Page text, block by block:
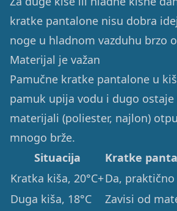
kratke pantalone nisu dobra
noge u hladnom vazduhu brzo
Materijal je važan
Pamučne kratke pantalone u
pamuk upija vodu i dugo
materijali (poliester, najlon)
mnogo brže.
Situacija
Kratke
Kratka kiša, 20°C+Da, praktično
Duga kiša, 18°C
Zavisi od